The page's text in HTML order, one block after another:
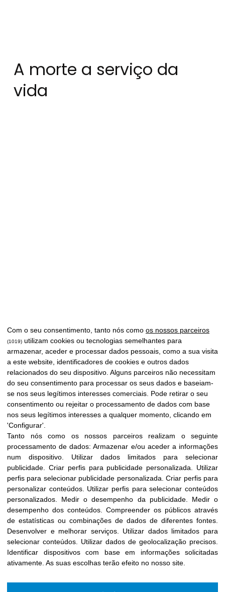
A morte a serviço da
vida
Com o seu consentimento, tanto nós como os nossos parceiros
(1019) utilizam cookies ou tecnologias semelhantes para
armazenar, aceder e processar dados pessoais, como a sua visita
a este website, identificadores de cookies e outros dados
relacionados do seu dispositivo. Alguns parceiros não necessitam
do seu consentimento para processar os seus dados e baseiam-
se nos seus legítimos interesses comerciais. Pode retirar o seu
consentimento ou rejeitar o processamento de dados com base
nos seus legítimos interesses a qualquer momento, clicando em
'Configurar'.
Tanto nós como os nossos parceiros realizam o seguinte
processamento de dados: Armazenar e/ou aceder a informações
num dispositivo
Utilizar dados limitados para selecionar
publicidade
Criar perfis para publicidade personalizada
Utilizar
perfis para selecionar publicidade personalizada .Criar perfis para
personalizar conteúdos. Utilizar perfis para selecionar conteúdos
personalizados
Medir o desempenho da publicidade. Medir o
desempenho dos conteúdos
Compreender os públicos através
de estatísticas ou combinações de dados de diferentes fontes
Desenvolver e melhorar serviços. Utilizar dados limitados para
selecionar conteúdos
Utilizar dados de geolocalização precisos
Identificar dispositivos com base em informações solicitadas
ativamente As suas escolhas terão efeito no nosso site.